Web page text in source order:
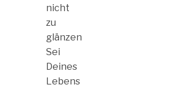
nicht
zu
glänzen
Sei
Deines
Lebens